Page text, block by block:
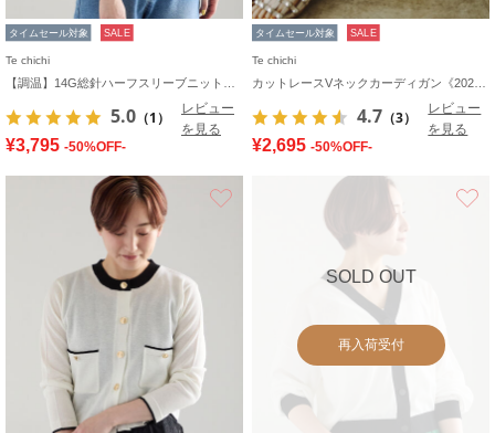
タイムセール対象 SALE
Te chichi
5.0 （1）
レビュー
を見る
¥3,795 -50%OFF-
タイムセール対象 SALE
Te chichi
4.7 （3）
レビュー
を見る
¥2,695 -50%OFF-
SOLD OUT
再入荷受付